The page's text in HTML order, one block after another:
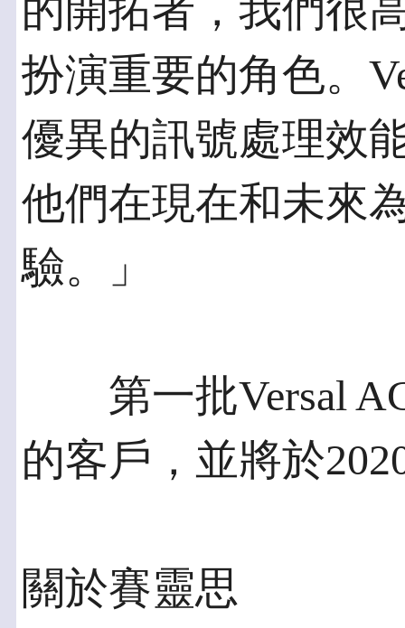
的開拓者，我們很
扮演重要的角色。
優異的訊號處理效
他們在現在和未來
驗。」
第一批Versal
的客戶，並將於
關於賽靈思